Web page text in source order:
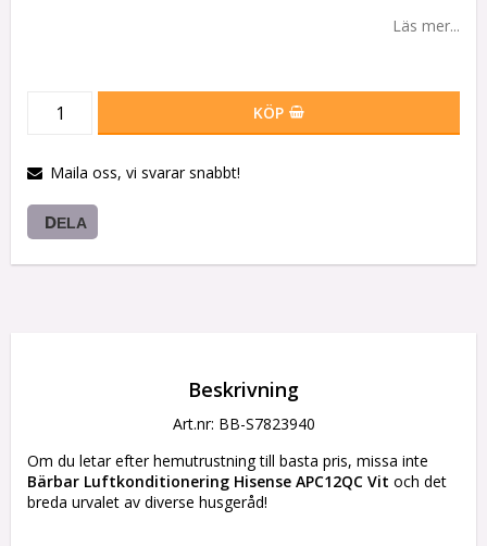
Läs mer...
KÖP
Maila oss, vi svarar snabbt!
DELA
Beskrivning
Art.nr: BB-S7823940
Bärbar Luftkonditionering Hisense APC12QC Vit och det
breda urvalet av diverse husgeråd!